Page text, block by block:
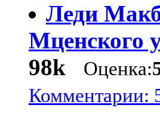
Леди
Мценского
98k Оценка:
Комментарии: